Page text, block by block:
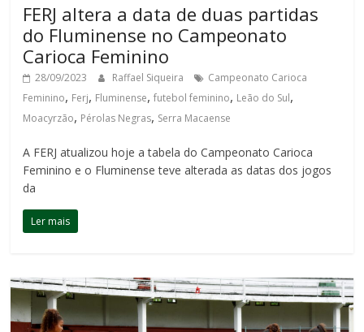
FERJ altera a data de duas partidas
do Fluminense no Campeonato
Carioca Feminino
28/09/2023 Raffael Siqueira
Campeonato Carioca
Feminino, Ferj, Fluminense,futebol feminino, Leão do Sul,
Moacyrzão, Pérolas Negras, Serra Macaense
A FERJ atualizou hoje a tabela do Campeonato Carioca
Feminino e o Fluminense teve alterada as datas dos jogos
da
Ler mais